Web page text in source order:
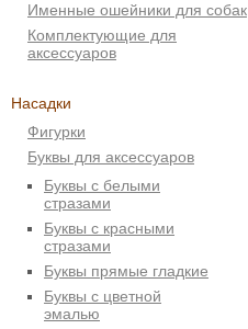
Именные ошейники для собак
Комплектующие для
аксессуаров
Насадки
Фигурки
Буквы для аксессуаров
Буквы с белыми
стразами
Буквы с красными
стразами
Буквы прямые гладкие
Буквы с цветной
эмалью